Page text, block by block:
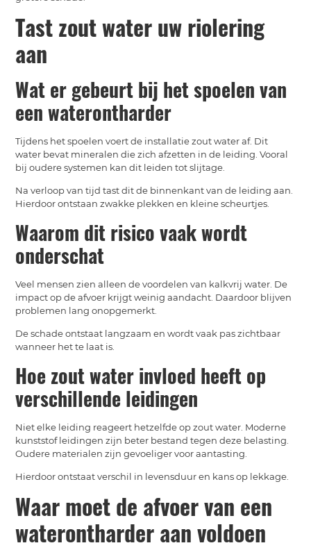
Tast zout water uw riolering
aan
Wat er gebeurt bij het spoelen van
een waterontharder
Tijdens het spoelen voert de installatie zout water af. Dit
water bevat mineralen die zich afzetten in de leiding. Vooral
bij oudere systemen kan dit leiden tot slijtage.
Na verloop van tijd tast dit de binnenkant van de leiding aan.
Hierdoor ontstaan zwakke plekken en kleine scheurtjes.
Waarom dit risico vaak wordt
onderschat
Veel mensen zien alleen de voordelen van kalkvrij water. De
impact op de afvoer krijgt weinig aandacht. Daardoor blijven
problemen lang onopgemerkt.
De schade ontstaat langzaam en wordt vaak pas zichtbaar
wanneer het te laat is.
Hoe zout water invloed heeft op
verschillende leidingen
Niet elke leiding reageert hetzelfde op zout water. Moderne
kunststof leidingen zijn beter bestand tegen deze belasting.
Oudere materialen zijn gevoeliger voor aantasting.
Hierdoor ontstaat verschil in levensduur en kans op lekkage.
Waar moet de afvoer van een
waterontharder aan voldoen